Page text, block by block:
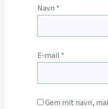
Navn *
E-mail *
Gem mit navn,